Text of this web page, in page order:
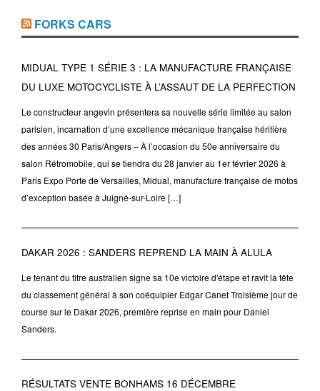
FORKS CARS
MIDUAL TYPE 1 SÉRIE 3 : LA MANUFACTURE FRANÇAISE
DU LUXE MOTOCYCLISTE À L’ASSAUT DE LA PERFECTION
Le constructeur angevin présentera sa nouvelle série limitée au salon
parisien, incarnation d’une excellence mécanique française héritière
des années 30 Paris/Angers – À l’occasion du 50e anniversaire du
salon Rétromobile, qui se tiendra du 28 janvier au 1er février 2026 à
Paris Expo Porte de Versailles, Midual, manufacture française de motos
d’exception basée à Juigné-sur-Loire […]
DAKAR 2026 : SANDERS REPREND LA MAIN À ALULA
Le tenant du titre australien signe sa 10e victoire d'étape et ravit la tête
du classement général à son coéquipier Edgar Canet Troisième jour de
course sur le Dakar 2026, première reprise en main pour Daniel
Sanders.
RÉSULTATS VENTE BONHAMS 16 DÉCEMBRE